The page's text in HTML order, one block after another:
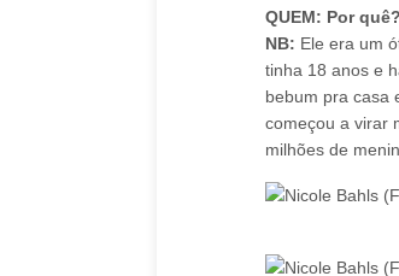
QUEM: Por quê?
NB: Ele era um
tinha 18 anos e
bebum pra casa
começou a virar
milhões de